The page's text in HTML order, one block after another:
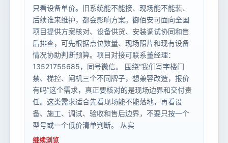
只看设备单价。旧系统能不能接、现场能不能装、
后续谁来维护，都会影响方案。御佰安可面向全国
项目提供方案核对、设备供货、安装调试协同和售
后排查，可先根据点位数量、现场照片和现有设备
情况协助判断预算。项目对接可联系董经理：
13521755685，同号微信。 围绕“我们写字楼门
禁、梯控、闸机三个不同牌子，想兼容改造，报价
有吗”这个需求，真正要核对的是现场边界和交付责
任。这类需求适合先看现场能不能落地，再看设
备、施工、调试、验收和售后边界，不要只按一个
型号或一个低价清单判断。 从实
继续浏览